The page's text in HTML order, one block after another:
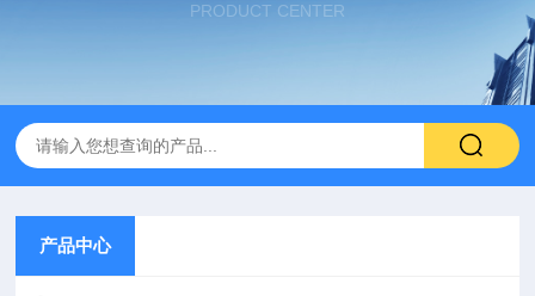
PRODUCT CENTER
产品中心